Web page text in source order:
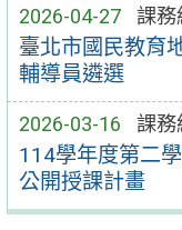
2026-04-27 課務
臺北市國民教育
輔導員遴選
2026-03-16 課務
114學年度第二
公開授課計畫